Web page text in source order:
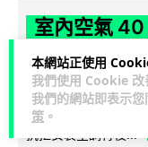
本網站正使用
我們使用 Cookie 改
我們的網站即表示
策 。
室內空氣 40
率僅 3% 大
德國今夏持續熱浪
全年因高溫死亡人數
抗拒安裝空調背後...